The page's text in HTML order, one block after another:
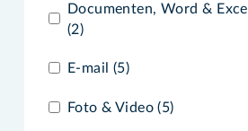
Documenten, Word & Excel
(2)
E-mail (5)
Foto & Video (5)